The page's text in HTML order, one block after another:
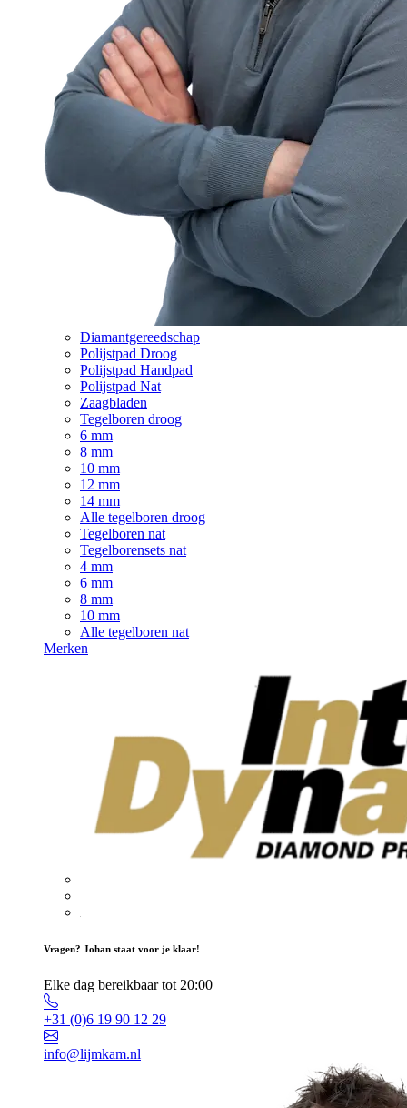
Diamantgereedschap
Polijstpad Droog
Polijstpad Handpad
Polijstpad Nat
Zaagbladen
Tegelboren droog
6 mm
8 mm
10 mm
12 mm
14 mm
Alle tegelboren droog
Tegelboren nat
Tegelborensets nat
4 mm
6 mm
8 mm
10 mm
Alle tegelboren nat
Merken
Vragen? Johan staat voor je klaar!
Elke dag bereikbaar tot 20:00
+31 (0)6 19 90 12 29
info@lijmkam.nl